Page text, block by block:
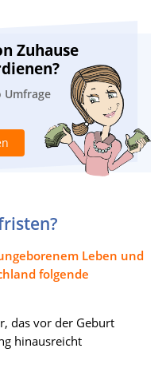
Zuhause
Umfrage
Leben und
folgende
das vor der Geburt
hinausreicht